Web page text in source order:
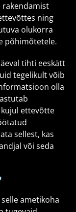
rakendamist
ning
olukorra
põhimõtetele.
tihti eeskätt
tegelikult võib
olla
ettevõtte
sellest, kas
või seda
ametikoha